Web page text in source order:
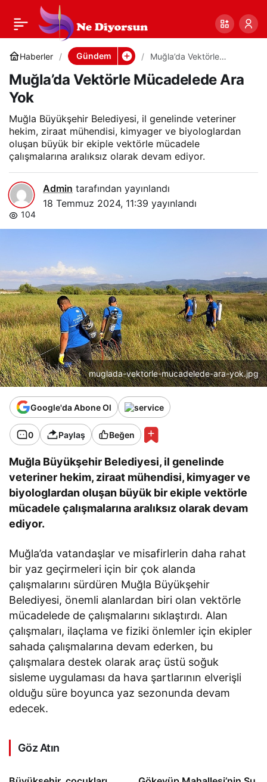
Haberler Gündem
Muğla’da Vektörle
Muğla’da Vektörle Mücadelede Ara
Yok
Muğla Büyükşehir Belediyesi, il genelinde veteriner
hekim, ziraat mühendisi, kimyager ve biyologlardan
oluşan büyük bir ekiple vektörle mücadele
çalışmalarına aralıksız olarak devam ediyor.
Admin tarafından yayınlandı
18 Temmuz 2024, 11:39 yayınlandı
104
muglada-vektorle-mucadelede-ara-yok.jpg
Google'da Abone Ol
0 Paylaş Beğen
Muğla Büyükşehir Belediyesi, il genelinde
veteriner hekim, ziraat mühendisi, kimyager ve
biyologlardan oluşan büyük bir ekiple vektörle
mücadele çalışmalarına aralıksız olarak devam
ediyor.
Muğla’da vatandaşlar ve misafirlerin daha rahat
bir yaz geçirmeleri için bir çok alanda
çalışmalarını sürdüren Muğla Büyükşehir
Belediyesi, önemli alanlardan biri olan vektörle
mücadelede de çalışmalarını sıklaştırdı. Alan
çalışmaları, ilaçlama ve fiziki önlemler için ekipler
sahada çalışmalarına devam ederken, bu
çalışmalara destek olarak araç üstü soğuk
sisleme uygulaması da hava şartlarının elverişli
olduğu süre boyunca yaz sezonunda devam
edecek.
Göz Atın
Muğla’da Vektörle
Mücadelede Ara Yok
Paylaş